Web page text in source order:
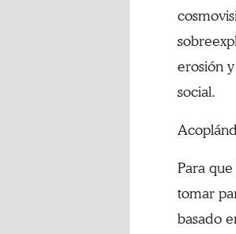
erosión
social.
Para
tomar
basado